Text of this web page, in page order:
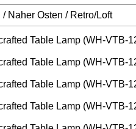
Naher Osten / Retro/Loft